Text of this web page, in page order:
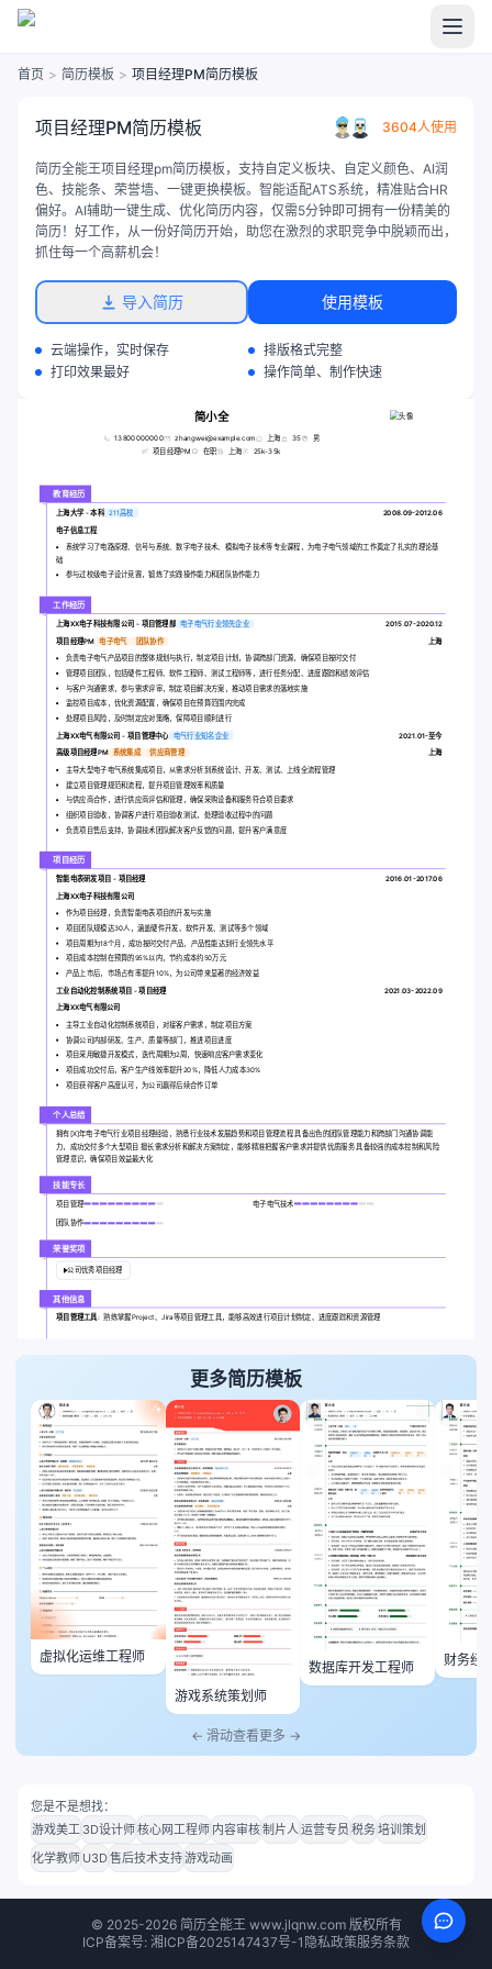
首页 > 简历模板 > 项目经理PM简历模板
项目经理PM简历模板 3604人使用
简历全能王项目经理pm简历模板，支持自定义板块、自定义颜色、AI润
色、技能条、荣誉墙、一键更换模板。智能适配ATS系统，精准贴合HR
偏好。AI辅助一键生成、优化简历内容，仅需5分钟即可拥有一份精美的
简历！好工作，从一份好简历开始，助您在激烈的求职竞争中脱颖而出，
抓住每一个高薪机会！
导入简历 使用模板
云端操作，实时保存
排版格式完整
打印效果最好
操作简单、制作快速
简小全
13800000000 zhangwei@example.com 上海 35
男
项目经理PM
在职 上海 25k-35k
教育经历
上海大学 - 本科 211高校
2008.09-2012.06
电子信息工程
系统学习了电路原理、信号与系统、数字电子技术、模拟电子技术等专业课程，为电子电气领域的工作奠定了扎实的理论基
础
参与过校级电子设计竞赛，锻炼了实践操作能力和团队协作能力
工作经历
上海XX电子科技有限公司 - 项目管理部 电子电气行业领先企业
2015.07-2020.12
项目经理PM 电子电气 团队协作
上海
负责电子电气产品项目的整体规划与执行，制定项目计划，协调跨部门资源，确保项目按时交付
管理项目团队，包括硬件工程师、软件工程师、测试工程师等，进行任务分配、进度跟踪和绩效评估
与客户沟通需求，参与需求评审，制定项目解决方案，推动项目需求的落地实施
监控项目成本，优化资源配置，确保项目在预算范围内完成
处理项目风险，及时制定应对策略，保障项目顺利进行
上海XX电气有限公司 - 项目管理中心
电气行业知名企业 2021.01-至今
高级项目经理PM 系统集成 供应商管理
上海
主导大型电子电气系统集成项目，从需求分析到系统设计、开发、测试、上线全流程管理
建立项目管理规范和流程，提升项目管理效率和质量
与供应商合作，进行供应商评估和管理，确保采购设备和服务符合项目要求
组织项目验收，协调客户进行项目验收测试，处理验收过程中的问题
负责项目售后支持，协调技术团队解决客户反馈的问题，提升客户满意度
项目经历
智能电表研发项目 - 项目经理 2016.01-2017.06
上海XX电子科技有限公司
作为项目经理，负责智能电表项目的开发与实施
项目团队规模达30人，涵盖硬件开发、软件开发、测试等多个领域
项目周期为18个月，成功按时交付产品，产品性能达到行业领先水平
项目成本控制在预算的95%以内，节约成本约50万元
产品上市后，市场占有率提升10%，为公司带来显著的经济效益
工业自动化控制系统项目 - 项目经理
2021.03-2022.09
上海XX电气有限公司
主导工业自动化控制系统项目，对接客户需求，制定项目方案
协调公司内部研发、生产、质量等部门，推进项目进度
项目采用敏捷开发模式，迭代周期为2周，快速响应客户需求变化
项目成功交付后，客户生产线效率提升20%，降低人力成本30%
项目获得客户高度认可，为公司赢得后续合作订单
个人总结
拥有[X]年电子电气行业项目经理经验，熟悉行业技术发展趋势和项目管理流程 具备出色的团队管理能力和跨部门沟通协调能
力，成功交付多个大型项目 擅长需求分析和解决方案制定，能够精准把握客户需求并提供优质服务 具备较强的成本控制和风险
管理意识，确保项目效益最大化
技能专长
项目管理 电子电气技术
团队协作
荣誉奖项
公司优秀项目经理
其他信息
项目管理工具: 熟练掌握Project、Jira等项目管理工具，能够高效进行项目计划制定、进度跟踪和资源管理
更多简历模板
虚拟化运维工程师
游戏系统策划师
数据库开发工程师 财务经
← 滑动查看更多 →
您是不是想找：
游戏美工 3D设计师核心网工程师 内容审核制片人运营专员 税务培训策划
化学教师 U3D售后技术支持游戏动画
© 2025-2026简历全能王 www.jlqnw.com 版权所有
ICP备案号: 湘ICP备2025147437号-1 隐私政策服务条款